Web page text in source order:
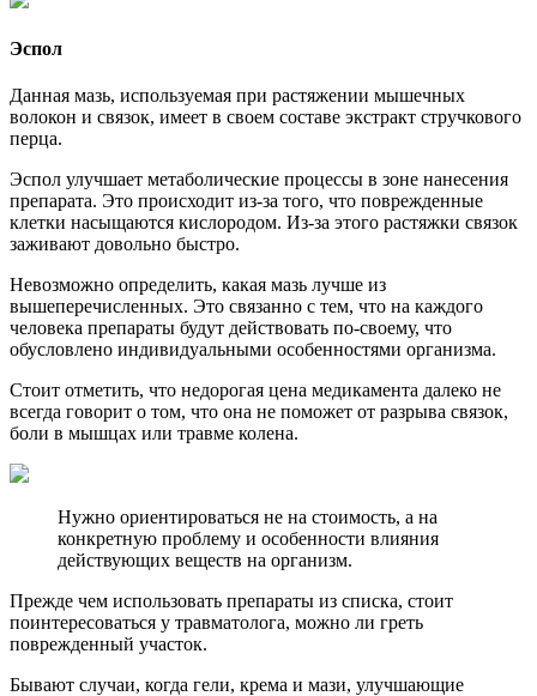
Эспол
Данная мазь, используемая при растяжении мышечных
волокон и связок, имеет в своем составе экстракт стручкового
перца.
Эспол улучшает метаболические процессы в зоне нанесения
препарата. Это происходит из-за того, что поврежденные
клетки насыщаются кислородом. Из-за этого растяжки связок
заживают довольно быстро.
Невозможно определить, какая мазь лучше из
вышеперечисленных. Это связанно с тем, что на каждого
человека препараты будут действовать по-своему, что
обусловлено индивидуальными особенностями организма.
Стоит отметить, что недорогая цена медикамента далеко не
всегда говорит о том, что она не поможет от разрыва связок,
боли в мышцах или травме колена.
Нужно ориентироваться не на стоимость, а на
конкретную проблему и особенности влияния
действующих веществ на организм.
Прежде чем использовать препараты из списка, стоит
поинтересоваться у травматолога, можно ли греть
поврежденный участок.
Бывают случаи, когда гели, крема и мази, улучшающие